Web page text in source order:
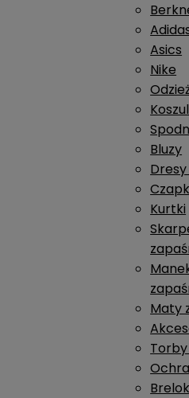
Asics
Nike
Bluzy
Kurtki
Maty